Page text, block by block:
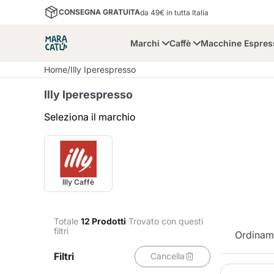
CONSEGNA GRATUITAda 49€ in tutta Italia
Marchi
Maracatu
Lollo Caffè
Caffè
Dolce Gusto
Macchine
Lavazza A Modo Mio
Caffè in Grani e
Home/Illy Iperespresso
Illy Iperespresso
Seleziona il marchio
Illy Caffè
Totale 12 Prodotti Trovato con questi
filtri
Filtri Cancella